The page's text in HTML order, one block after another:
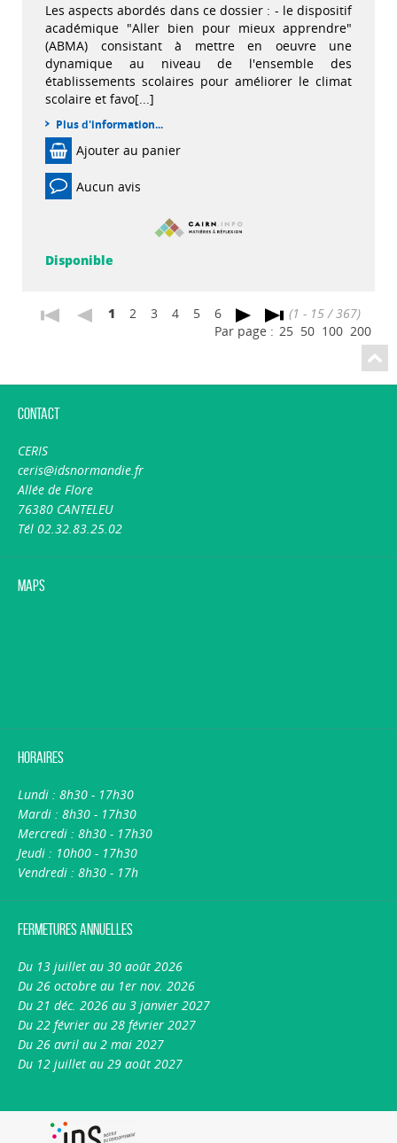
Les aspects abordés dans ce dossier : - le dispositif
académique "Aller bien pour mieux apprendre"
(ABMA) consistant à mettre en oeuvre une
dynamique au niveau de l'ensemble des
établissements scolaires pour améliorer le climat
scolaire et favo[...]
Plus d'information...
Ajouter au panier
Aucun avis
Disponible
1 2 3 4 5 6
(1 - 15 / 367)
Par page : 25 50 100 200
Contact
CERIS
ceris@idsnormandie.fr
Allée de Flore
76380 CANTELEU
Tél 02.32.83.25.02
Maps
Horaires
Lundi : 8h30 - 17h30
Mardi : 8h30 - 17h30
Mercredi : 8h30 - 17h30
Jeudi : 10h00 - 17h30
Vendredi : 8h30 - 17h
Fermetures annuelles
Du 13 juillet au 30 août 2026
Du 26 octobre au 1er nov. 2026
Du 21 déc. 2026 au 3 janvier 2027
Du 22 février au 28 février 2027
Du 26 avril au 2 mai 2027
Du 12 juillet au 29 août 2027